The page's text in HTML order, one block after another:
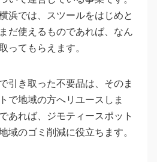
浜では、スツールをはじめと
だ使えるものであれば、なん
ってもらえます。
引き取った不要品は、そのま
で地域の方へリユースしま
あれば、ジモティースポット
域のゴミ削減に役立ちます。